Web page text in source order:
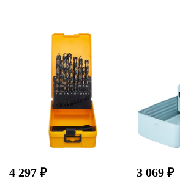
4 297 ₽ 3 069 ₽